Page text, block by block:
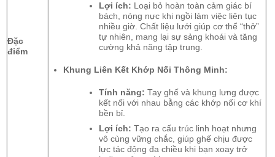
Đặc
điểm
Lợi ích: Loại bỏ hoàn toàn cảm giác bí
bách, nóng nực khi ngồi làm việc liên tục
nhiều giờ. Chất liệu lưới giúp cơ thể “thở”
tự nhiên, mang lại sự sảng khoái và tăng
cường khả năng tập trung.
Khung Liên Kết Khớp Nối Thông Minh:
Tính năng: Tay ghế và khung lưng được
kết nối với nhau bằng các khớp nối cơ khí
bền bỉ.
Lợi ích: Tạo ra cấu trúc linh hoạt nhưng
vô cùng vững chắc, giúp ghế chịu được
lực tác động đa chiều khi bạn xoay trở